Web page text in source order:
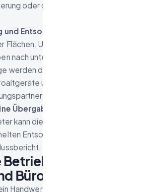
oder die Weitergabe an karitative
und Entsorgung:
Flächen. Unser Team arbeitet
nach unten, von innen nach außen. Alle
werden dokumentiert. Für
und Sondermüll nutzen wir
Übergabe:
kann die Fläche abnehmen. Sie
Entsorgungsnachweise und auf
mit
Büro ab
Handwerksbetrieb mit Werkstatt- und